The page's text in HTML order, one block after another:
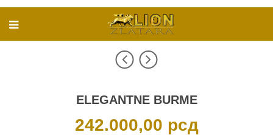
ELEGANTNE BURME
242.000,00 рсд